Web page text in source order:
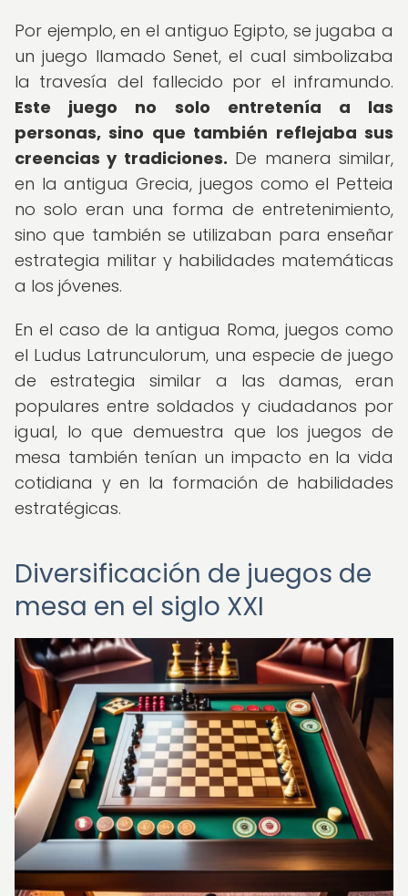
Por ejemplo, en el antiguo Egipto, se jugaba a
un juego llamado Senet, el cual simbolizaba
la travesía del fallecido por el inframundo.
Este juego no solo entretenía a las
personas, sino que también reflejaba sus
creencias y tradiciones. De manera similar,
en la antigua Grecia, juegos como el Petteia
no solo eran una forma de entretenimiento,
sino que también se utilizaban para enseñar
estrategia militar y habilidades matemáticas
a los jóvenes.
En el caso de la antigua Roma, juegos como
el Ludus Latrunculorum, una especie de juego
de estrategia similar a las damas, eran
populares entre soldados y ciudadanos por
igual, lo que demuestra que los juegos de
mesa también tenían un impacto en la vida
cotidiana y en la formación de habilidades
estratégicas.
Diversificación de juegos de
mesa en el siglo XXI